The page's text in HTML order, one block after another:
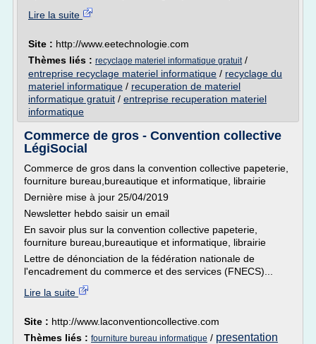
Lire la suite
Site : http://www.eetechnologie.com
Thèmes liés : recyclage materiel informatique gratuit/
entreprise recyclage materiel informatique / recyclage du
materiel informatique / recuperation de materiel
informatique gratuit / entreprise recuperation materiel
informatique
Commerce de gros - Convention collective
LégiSocial
Commerce de gros dans la convention collective papeterie,
fourniture bureau,bureautique et informatique, librairie
Dernière mise à jour 25/04/2019
Newsletter hebdo saisir un email
En savoir plus sur la convention collective papeterie,
fourniture bureau,bureautique et informatique, librairie
Lettre de dénonciation de la fédération nationale de
l'encadrement du commerce et des services (FNECS)...
Lire la suite
Site : http://www.laconventioncollective.com
Thèmes liés : fourniture bureau informatique / presentation